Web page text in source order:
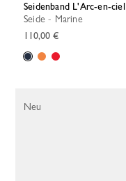
Seidenband L'Arc-en-ciel
Seide - Marine
110,00 €
Neu